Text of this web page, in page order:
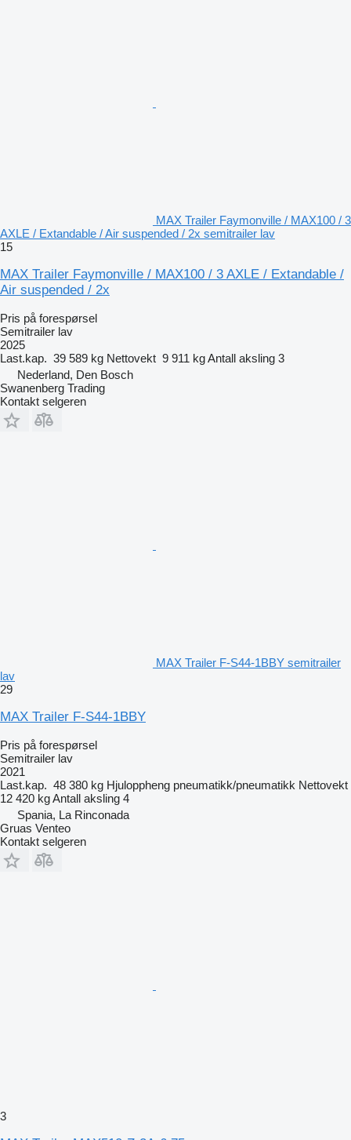
MAX Trailer Faymonville / MAX100 / 3
AXLE / Extandable / Air suspended / 2x semitrailer lav
15
MAX Trailer Faymonville / MAX100 / 3 AXLE / Extandable /
Air suspended / 2x
Pris på forespørsel
Semitrailer lav
2025
Last.kap. 39 589 kg Nettovekt 9 911 kgAntall aksling 3
Nederland, Den Bosch
Swanenberg Trading
Kontakt selgeren
MAX Trailer F-S44-1BBY semitrailer
lav
29
MAX Trailer F-S44-1BBY
Pris på forespørsel
Semitrailer lav
2021
Last.kap. 48 380 kg Hjuloppheng pneumatikk/pneumatikk Nettovekt
12 420 kgAntall aksling 4
Spania, La Rinconada
Gruas Venteo
Kontakt selgeren
3